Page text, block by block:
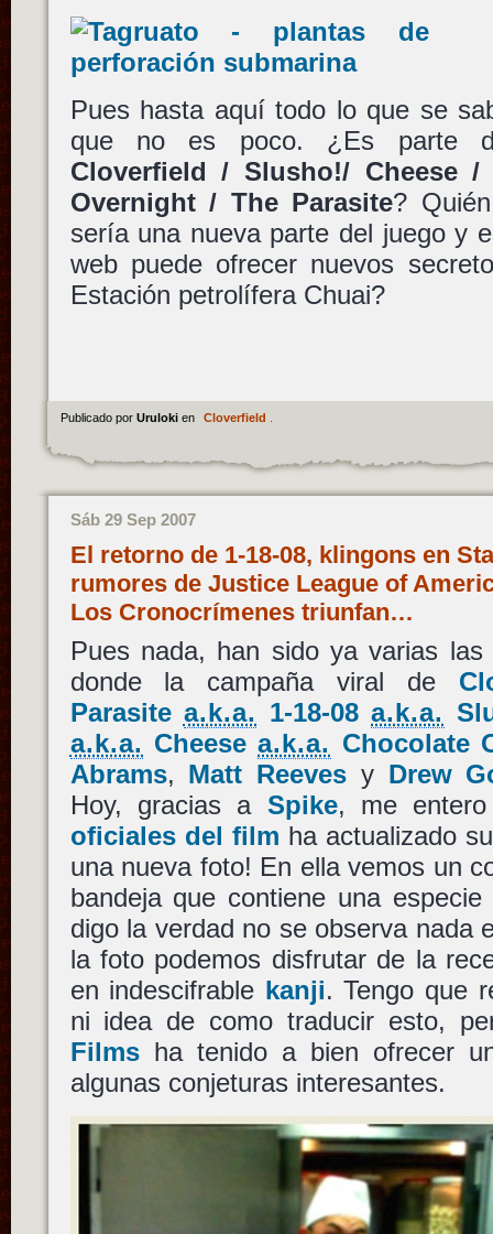
Pues hasta aquí todo lo que se
que no es poco. ¿Es parte
Cloverfield / Slusho!/ Cheese /
Overnight / The Parasite?
sería una nueva parte del juego y
web puede ofrecer nuevos
Estación petrolífera Chuai?
Publicado por Uruloki en Cloverfield
Sáb 29 Sep 2007
El retorno de 1-18-08, klingons en
rumores de Justice League of
Los Cronocrímenes triunfan…
Pues nada, han sido ya varias
donde la campaña viral de
Parasite a.k.a. 1-18-08a.k.a.
a.k.a. Cheesea.k.a. Chocolate
Abrams, Matt Reeves y Drew
Hoy, gracias a Spike, me
oficiales del film ha actualizado
una nueva foto! En ella vemos un
bandeja que contiene una
digo la verdad no se observa nada
la foto podemos disfrutar de la
en indescifrable kanji. Tengo que
ni idea de como traducir esto,
Filmsha tenido a bien ofrecer
algunas conjeturas interesantes.